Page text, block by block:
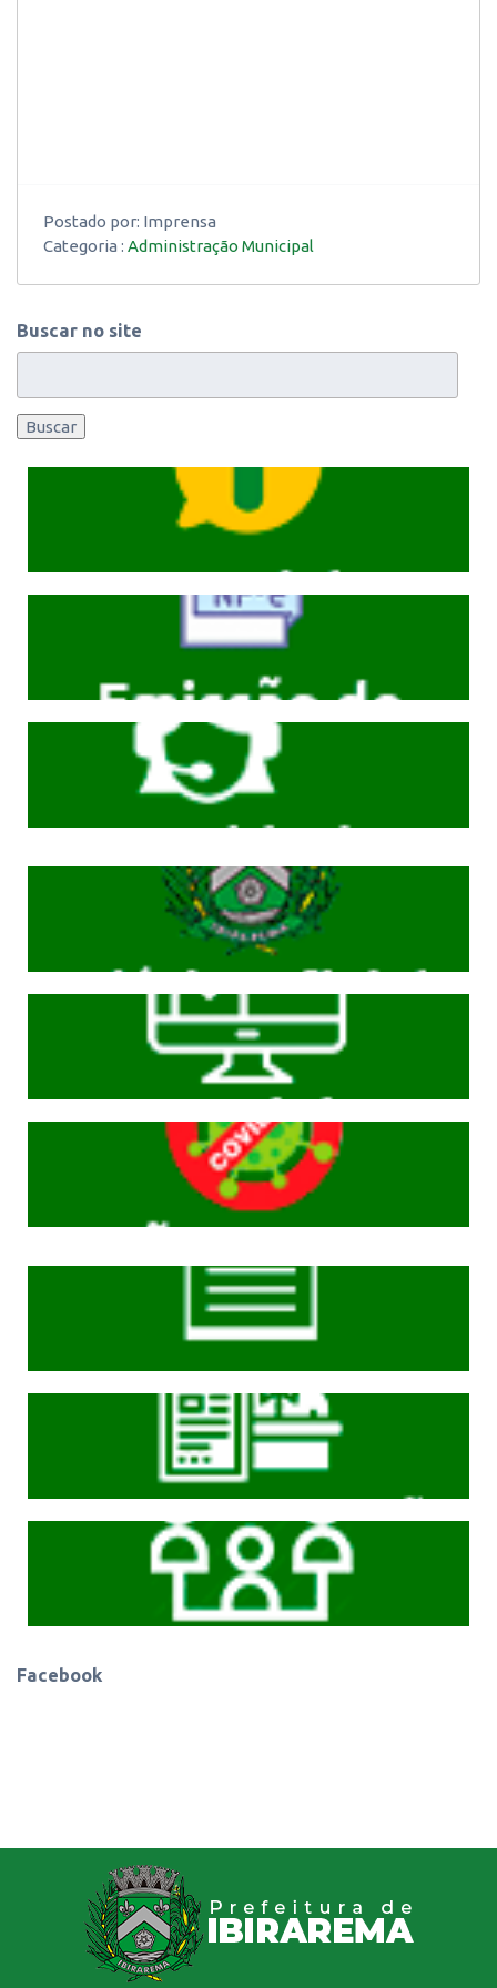
Postado por: Imprensa
Categoria : Administração Municipal
Buscar no site
Buscar
Cliqeu aqui
Cliqeu aqui
Cliqeu aqui
Cliqeu aqui
Cliqeu aqui
Cliqeu aqui
Cliqeu aqui
Cliqeu aqui
Cliqeu aqui
Facebook